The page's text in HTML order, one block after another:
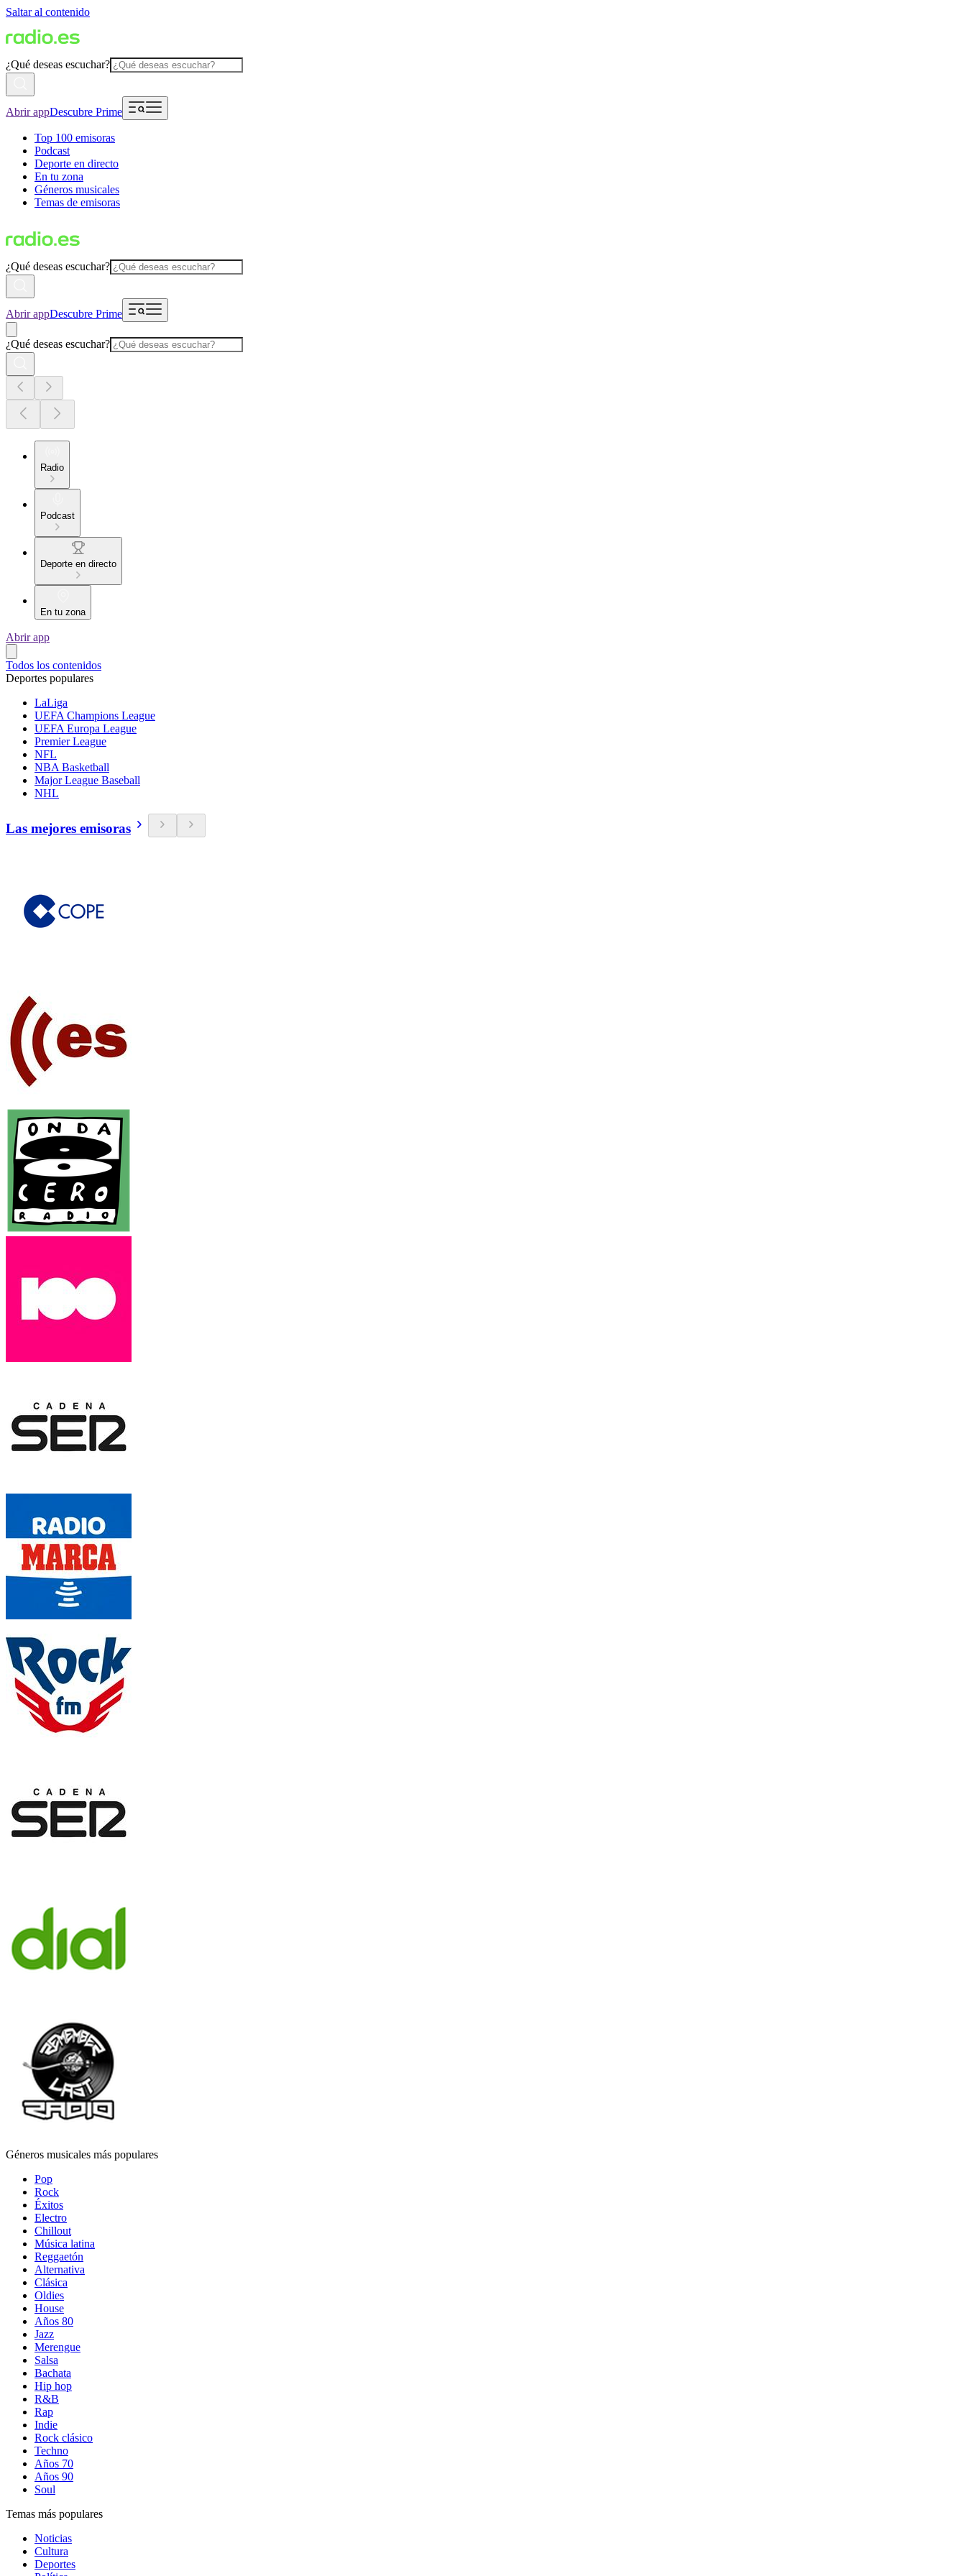
Saltar al contenido
¿Qué deseas escuchar?
Abrir appDescubre Prime
Top 100 emisoras
Podcast
Deporte en directo
En tu zona
Géneros musicales
Temas de emisoras
¿Qué deseas escuchar?
Abrir appDescubre Prime
¿Qué deseas escuchar?
Radio
Podcast
Deporte en directo
En tu zona
Abrir app
Todos los contenidos
Deportes populares
LaLiga
UEFA Champions League
UEFA Europa League
Premier League
NFL
NBA Basketball
Major League Baseball
NHL
Las mejores emisoras
Géneros musicales más populares
Pop
Rock
Éxitos
Electro
Chillout
Música latina
Reggaetón
Alternativa
Clásica
Oldies
House
Años 80
Jazz
Merengue
Salsa
Bachata
Hip hop
R&B
Rap
Indie
Rock clásico
Techno
Años 70
Años 90
Soul
Temas más populares
Noticias
Cultura
Deportes